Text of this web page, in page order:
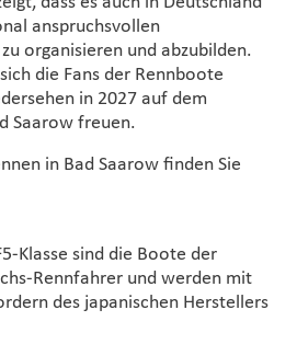
anspruchsvollen
organisieren und abzubilden.
die Fans der Rennboote
in 2027 auf dem
Saarow freuen.
in Bad Saarow finden Sie
Klasse sind die Boote der
Rennfahrer und werden mit
des japanischen Herstellers